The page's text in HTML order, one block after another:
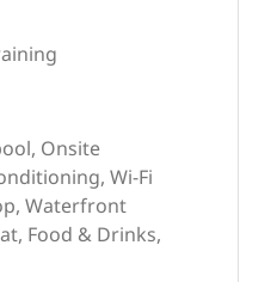
Onsite
Wi-Fi
Waterfront
Food & Drinks,